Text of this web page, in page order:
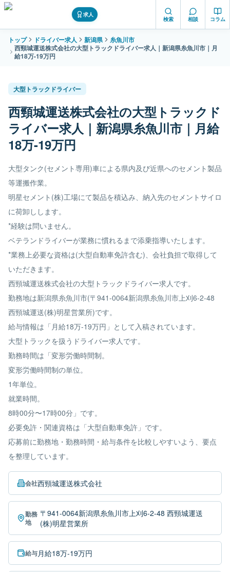
求人
検索 相談 コラム
トップ ドライバー求人 新潟県
糸魚川市
西頸城運送株式会社の大型トラックドライバー求人｜新潟県糸魚川市｜月
給18万-19万円
大型トラックドライバー
西頸城運送株式会社の大型トラックド
ライバー求人｜新潟県糸魚川市｜月給
18万-19万円
大型タンク(セメント専用)車による県内及び近県へのセメント製品
等運搬作業。
明星セメント(株)工場にて製品を積込み、納入先のセメントサイロ
に荷卸しします。
*経験は問いません。
ベテランドライバーが業務に慣れるまで添乗指導いたします。
*業務上必要な資格は(大型自動車免許含む)、会社負担で取得して
いただきます。
西頸城運送株式会社の大型トラックドライバー求人です。
勤務地は新潟県糸魚川市(〒941-0064新潟県糸魚川市上刈6-2-48
西頸城運送(株)明星営業所)です。
給与情報は「月給18万-19万円」として入稿されています。
大型トラックを扱うドライバー求人です。
勤務時間は「変形労働時間制。
変形労働時間制の単位。
1年単位。
就業時間。
8時00分〜17時00分」です。
必要免許・関連資格は「大型自動車免許」です。
応募前に勤務地・勤務時間・給与条件を比較しやすいよう、要点
を整理しています。
会社西頸城運送株式会社
勤務
地
〒941-0064新潟県糸魚川市上刈6-2-48 西頸城運送
(株)明星営業所
給与月給18万-19万円